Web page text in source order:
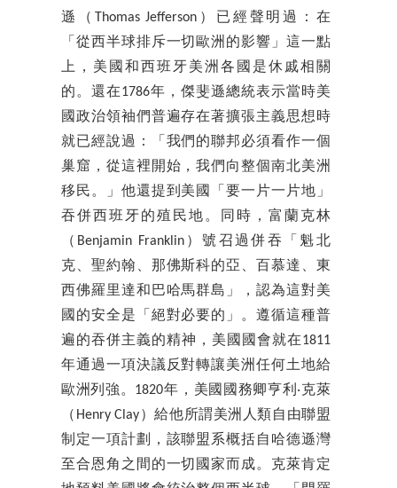
遜（Thomas Jefferson）已經聲明過：在
「從西半球排斥一切歐洲的影響」這一點
上，美國和西班牙美洲各國是休戚相關
的。還在1786年，傑斐遜總統表示當時美
國政治領袖們普遍存在著擴張主義思想時
就已經說過：「我們的聯邦必須看作一個
巢窟，從這裡開始，我們向整個南北美洲
移民。」他還提到美國「要一片一片地」
吞併西班牙的殖民地。同時，富蘭克林
（Benjamin Franklin）號召過併吞「魁北
克、聖約翰、那佛斯科的亞、百慕達、東
西佛羅里達和巴哈馬群島」，認為這對美
國的安全是「絕對必要的」。遵循這種普
遍的吞併主義的精神，美國國會就在1811
年通過一項決議反對轉讓美洲任何土地給
歐洲列強。1820年，美國國務卿亨利‧克萊
（Henry Clay）給他所謂美洲人類自由聯盟
制定一項計劃，該聯盟系概括自哈德遜灣
至合恩角之間的一切國家而成。克萊肯定